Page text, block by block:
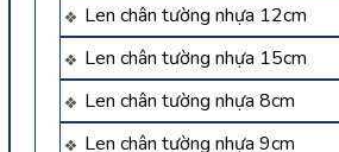
Len chân tường nhựa 12cm
Len chân tường nhựa 15cm
Len chân tường nhựa 8cm
Len chân tường nhựa 9cm